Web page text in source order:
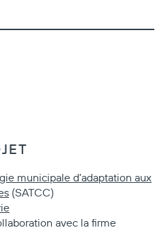
municipale d’adaptation aux
(SATCC)
avec la firme